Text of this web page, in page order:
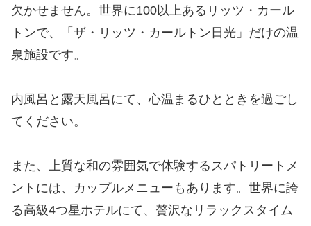
欠かせません。世界に100以上あるリッツ・カール
トンで、「ザ・リッツ・カールトン日光」だけの温
泉施設です。
内風呂と露天風呂にて、心温まるひとときを過ごし
てください。
また、上質な和の雰囲気で体験するスパトリートメ
ントには、カップルメニューもあります。世界に誇
る高級4つ星ホテルにて、贅沢なリラックスタイム